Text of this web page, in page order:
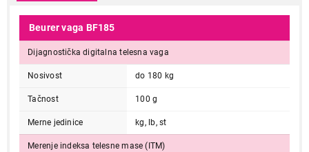
Beurer vaga BF185
Dijagnostička digitalna telesna vaga
Nosivost do 180 kg
Tačnost 100 g
Merne jedinice kg, lb, st
Merenje indeksa telesne mase (ITM)